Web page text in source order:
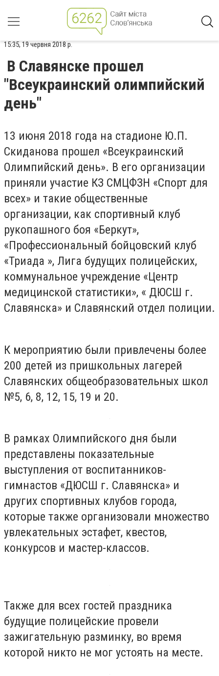
15:35, 19 червня 2018 р.
В Славянске прошел
"Всеукраинский олимпийский
день"
13 июня 2018 года на стадионе Ю.П.
Скиданова прошел «Всеукраинский
Олимпийский день». В его организации
приняли участие КЗ СМЦФЗН «Спорт для
всех» и такие общественные
организации, как спортивный клуб
рукопашного боя «Беркут»,
«Профессиональный бойцовский клуб
«Триада », Лига будущих полицейских,
коммунальное учреждение «Центр
медицинской статистики», « ДЮСШ г.
Славянска» и Славянский отдел полиции.
К мероприятию были привлечены более
200 детей из пришкольных лагерей
Славянских общеобразовательных школ
№5, 6, 8, 12, 15, 19 и 20.
В рамках Олимпийского дня были
представлены показательные
выступления от воспитанников-
гимнастов «ДЮСШ г. Славянска» и
других спортивных клубов города,
которые также организовали множество
увлекательных эстафет, квестов,
конкурсов и мастер-классов.
Также для всех гостей праздника
будущие полицейские провели
зажигательную разминку, во время
которой никто не мог устоять на месте.